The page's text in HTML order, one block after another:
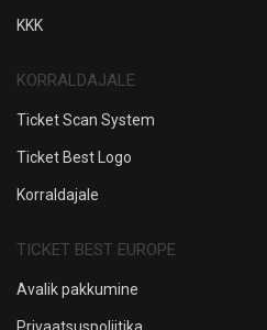
KKK
KORRALDAJALE
Ticket Scan System
Ticket Best Logo
Korraldajale
TICKET BEST EUROPE
Avalik pakkumine
Privaatsuspoliitika